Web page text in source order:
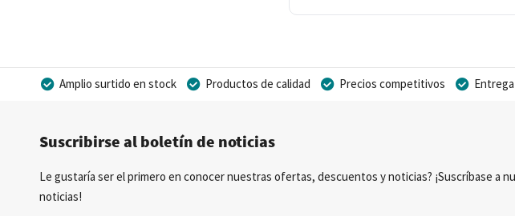
Amplio surtido en stock Productos de calidad Precios competitivos
Suscribirse al boletín de noticias
Le gustaría ser el primero en conocer nuestras ofertas, descuentos y noticias? ¡Suscríbase a
noticias!